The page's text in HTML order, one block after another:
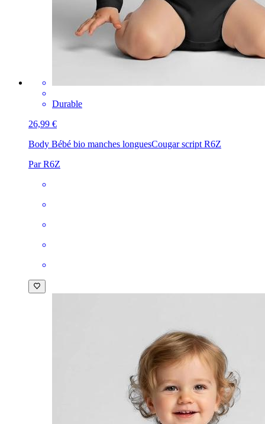
Durable
26,99 €
Body Bébé bio manches longuesCougar script R6Z
Par R6Z